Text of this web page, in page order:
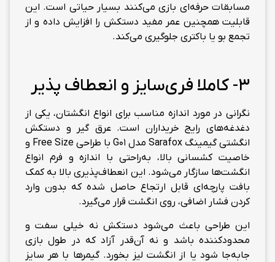
مسابقات حرفه‌ای بازی می‌کنند بسیار حیاتی است. این
قابلیت همچنین عمر مفید دستکش را افزایش داده و از
تجمع بو یا باکتری جلوگیری می‌کند.
3- کاملا فری‌سایز و انعطاف پذیر
نگرانی در مورد اندازه مناسب برای انواع انگشتان، یکی از
دغدغه‌های رایج خریداران است. عرق گیر و دستکش
انگشتی گیمینگ Sarafox مدل G01 با طراحی Free Size و
خاصیت کشسانی بالا، به‌راحتی با اندازه و فرم انواع
انگشت‌ها سازگار می‌شود. این انعطاف‌پذیری بالا به کمک
بافت پارچه‌ای قابل ارتجاع حاصل شده که بدون وارد
کردن فشار اضافی، روی انگشت قرار می‌گیرد.
این طراحی باعث می‌شود دستکش نه خیلی سفت و
محدودکننده باشد و نه آن‌قدر آزاد که در طول بازی
جابه‌جا شود یا از انگشت لیز بخورد. گیمرها با هر سایز